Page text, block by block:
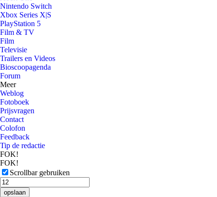
Nintendo Switch
Xbox Series X|S
PlayStation 5
Film & TV
Film
Televisie
Trailers en Videos
Bioscoopagenda
Forum
Meer
Weblog
Fotoboek
Prijsvragen
Contact
Colofon
Feedback
Tip de redactie
FOK!
FOK!
Scrollbar gebruiken
opslaan